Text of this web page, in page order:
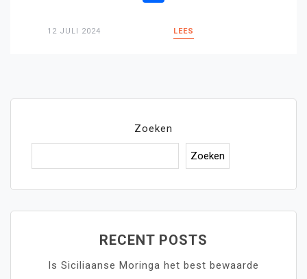
12 JULI 2024 LEES
Zoeken
Zoeken
RECENT POSTS
Is Siciliaanse Moringa het best bewaarde